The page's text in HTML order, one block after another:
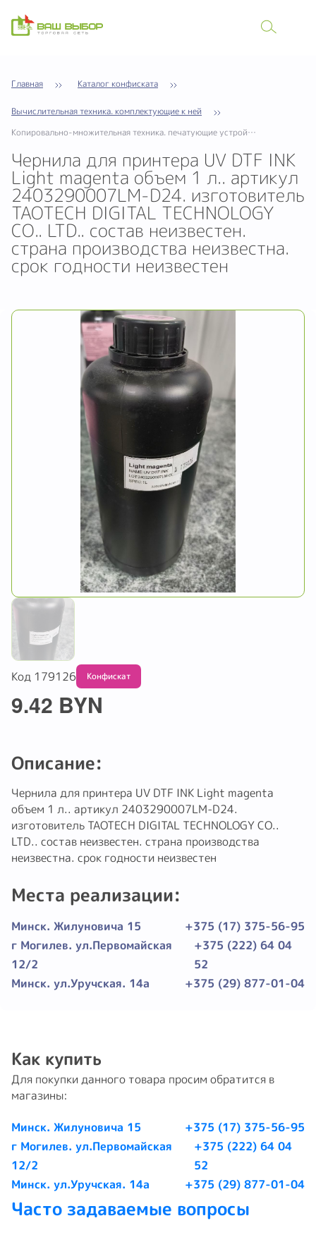
Главная Каталог конфиската
Вычислительная техника. комплектующие к ней
Копировально-множительная техника. печатующие устройства
Чернила для принтера UV DTF INK
Light magenta объем 1 л.. артикул
2403290007LM-D24. изготовитель
TAOTECH DIGITAL TECHNOLOGY
CO.. LTD.. состав неизвестен.
страна производства неизвестна.
срок годности неизвестен
Код 179126Обмену и возврату не подлежит
9.42 BYN
Описание:
Чернила для принтера UV DTF INK Light magenta
объем 1 л.. артикул 2403290007LM-D24.
изготовитель TAOTECH DIGITAL TECHNOLOGY CO..
LTD.. состав неизвестен. страна производства
неизвестна. срок годности неизвестен
Места реализации:
Минск. Жилуновича 15
+375 (17) 375-56-95
г Могилев. ул.Первомайская
12/2
+375 (222) 64 04
52
Минск. ул.Уручская. 14а
+375 (29) 877-01-04
Как купить
Для покупки данного товара просим обратится в
магазины:
Минск. Жилуновича 15
+375 (17) 375-56-95
г Могилев. ул.Первомайская
12/2
+375 (222) 64 04
52
Минск. ул.Уручская. 14а
+375 (29) 877-01-04
Часто задаваемые вопросы